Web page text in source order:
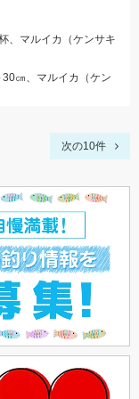
、マルイカ（ケンサキ
㎝、マルイカ（ケン
次の10件